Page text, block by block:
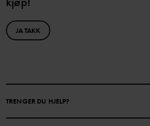
JA TAKK
TRENGER DU HJELP?